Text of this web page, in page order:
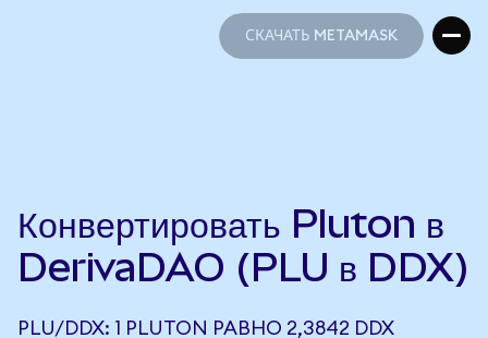
СКАЧАТЬ METAMASK
Конвертировать Pluton в
DerivaDAO (PLU в DDX)
PLU/DDX: 1 PLUTON РАВНО 2,3842 DDX